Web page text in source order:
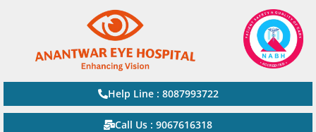
Help Line : 8087993722
Call Us : 9067616318